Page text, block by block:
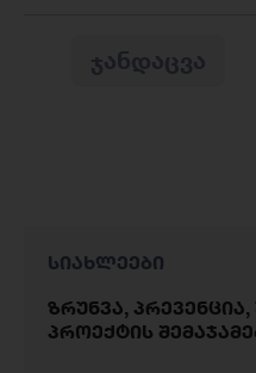
სიახლეები
ზრუნვა,
პროექტის